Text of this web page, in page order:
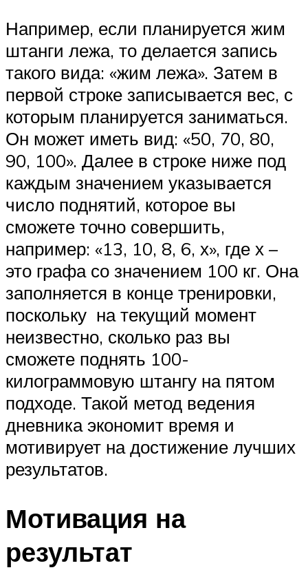
Например, если планируется жим
штанги лежа, то делается запись
такого вида: «жим лежа». Затем в
первой строке записывается вес, с
которым планируется заниматься.
Он может иметь вид: «50, 70, 80,
90, 100». Далее в строке ниже под
каждым значением указывается
число поднятий, которое вы
сможете точно совершить,
например: «13, 10, 8, 6, х», где х –
это графа со значением 100 кг. Она
заполняется в конце тренировки,
поскольку на текущий момент
неизвестно, сколько раз вы
сможете поднять 100-
килограммовую штангу на пятом
подходе. Такой метод ведения
дневника экономит время и
мотивирует на достижение лучших
результатов.
Мотивация на
результат